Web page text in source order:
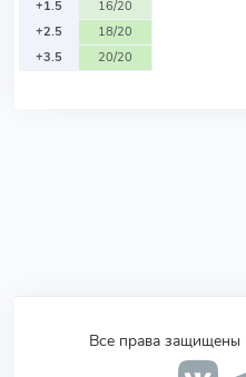
+1.5
16/20
+2.5
18/20
+3.5
20/20
Все права